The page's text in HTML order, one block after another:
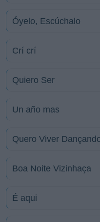
Óyelo, Escúchalo
Crí crí
Quiero Ser
Un año mas
Quero Viver
Boa Noite Vizinhaça
É aqui